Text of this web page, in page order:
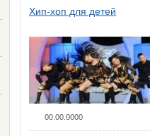
Хип-хоп для детей
00.00.0000